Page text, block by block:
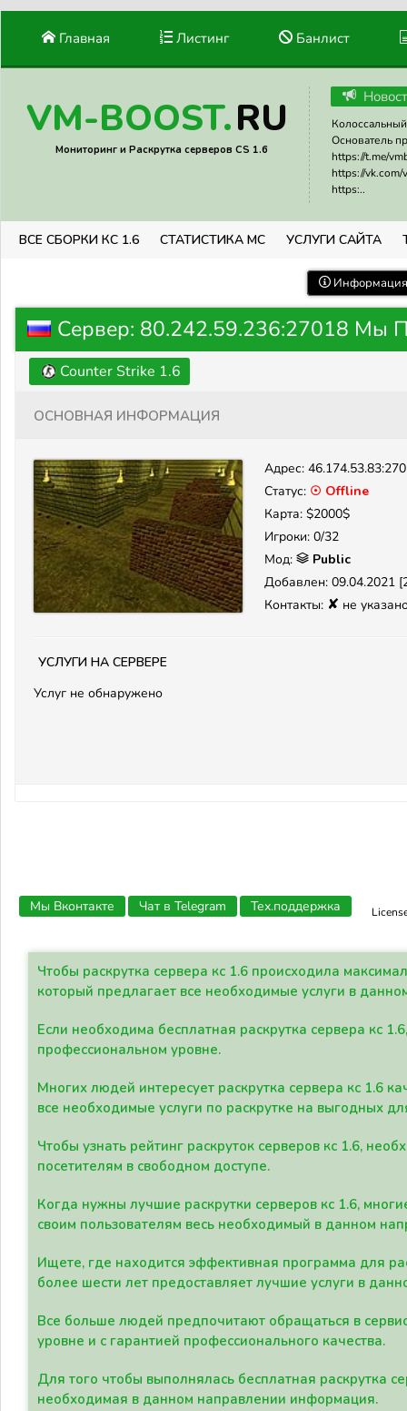
Главная Листинг Банлист
VM-BOOST.RU
Мониторинг и Раскрутка серверов CS 1.6
Основатель
https://t.me/
https://vk.com/
https:..
ВСЕ СБОРКИ КС 1.6 СТАТИСТИКА МС УСЛУГИ САЙТА
Сервер: 80.242.59.236:27018 Мы
Counter Strike 1.6
Основная информация
Адрес:
Статус: ☉ Offline
Карта: $2000$
Игроки: 0/32
Мод:
Public
Добавлен: 09.04.2021
Контакты: ✘ не
Услуги на сервере
Услуг не обнаружено
Мы Вконтакте Чат в Telegram Тех.поддержка
Чтобы раскрутка сервера кс 1.6 происходила
который предлагает все необходимые услуги в
Если необходима бесплатная раскрутка сервера кс
профессиональном уровне.
Многих людей интересует раскрутка сервера кс 1.6
все необходимые услуги по раскрутке на выгодных
Чтобы узнать рейтинг раскруток серверов кс 1.6,
посетителям в свободном доступе.
Когда нужны лучшие раскрутки серверов кс 1.6,
своим пользователям весь необходимый в данном
Ищете, где находится эффективная программа для
более шести лет предоставляет лучшие услуги в
Все больше людей предпочитают обращаться в
уровне и с гарантией профессионального качества.
Для того чтобы выполнялась бесплатная раскрутка
необходимая в данном направлении информация.